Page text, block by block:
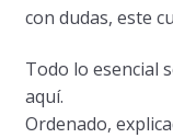
con dudas, este
Todo lo esencial
aquí.
Ordenado,